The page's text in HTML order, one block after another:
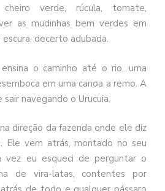
verde, rúcula, tomate,
as mudinhas bem verdes em
decerto adubada.
o caminho até o rio, uma
em uma canoa a remo. A
navegando o Urucuia.
direção da fazenda onde ele diz
Ele vem atrás, montado no seu
vez eu esqueci de perguntar o
de vira-latas, contentes por